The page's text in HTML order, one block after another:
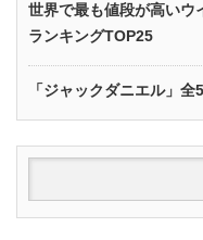
世界で最も値段が高いウ
ランキングTOP25
「ジャックダニエル」